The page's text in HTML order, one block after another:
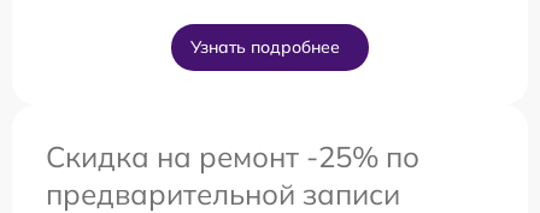
Узнать подробнее
Скидка на ремонт -25% по
предварительной записи